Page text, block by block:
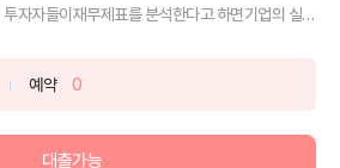
투자자들이재무제표를 분석한다고 하면기업의 실
예약 0
대출가능